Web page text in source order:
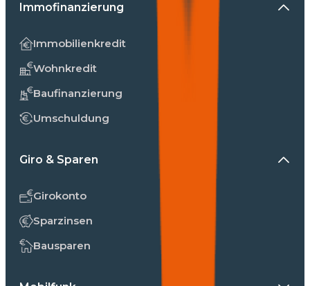
Immofinanzierung
Immobilienkredit
Wohnkredit
Baufinanzierung
Umschuldung
Giro & Sparen
Girokonto
Sparzinsen
Bausparen